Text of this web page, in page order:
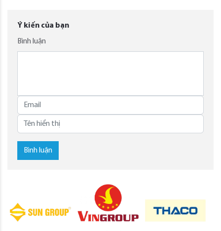
Ý kiến của bạn
Bình luận
Bình luận